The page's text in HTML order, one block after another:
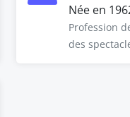
Née en
Profession
des